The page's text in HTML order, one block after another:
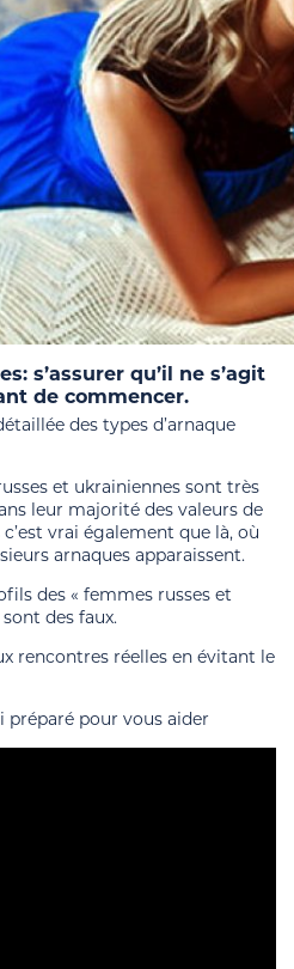
s’assurer qu’il ne s’agit
de commencer.
des types d’arnaque
et ukrainiennes sont très
leur majorité des valeurs de
vrai également que là, où
arnaques apparaissent.
des « femmes russes et
des faux.
rencontres réelles en évitant le
préparé pour vous aider